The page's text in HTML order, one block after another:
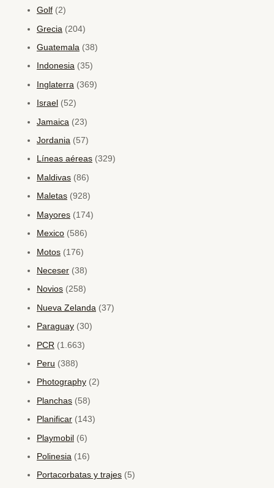
Golf (2)
Grecia (204)
Guatemala (38)
Indonesia (35)
Inglaterra (369)
Israel (52)
Jamaica (23)
Jordania (57)
Líneas aéreas (329)
Maldivas (86)
Maletas (928)
Mayores (174)
Mexico (586)
Motos (176)
Neceser (38)
Novios (258)
Nueva Zelanda (37)
Paraguay (30)
PCR (1.663)
Peru (388)
Photography (2)
Planchas (58)
Planificar (143)
Playmobil (6)
Polinesia (16)
Portacorbatas y trajes (5)